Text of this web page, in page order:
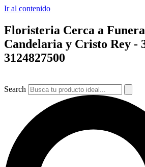
Ir al contenido
Floristeria Cerca a
Candelaria y Cristo Rey -
3124827500
Search